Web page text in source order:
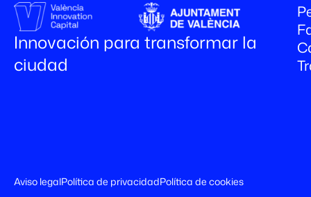
Innovación para transformar la
ciudad
Aviso legalPolítica de privacidadPolítica de cookies